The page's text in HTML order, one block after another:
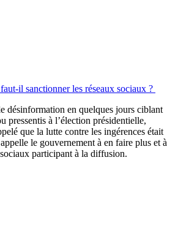
il sanctionner les réseaux sociaux ?
désinformation en quelques jours ciblant
pressentis à l’élection présidentielle,
que la lutte contre les ingérences était
le gouvernement à en faire plus et à
participant à la diffusion.